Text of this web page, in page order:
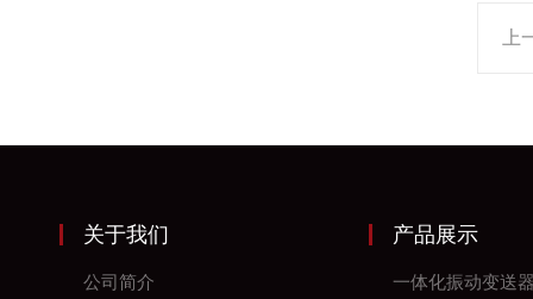
上
关于我们
公司简介
产品展示
一体化振动变送